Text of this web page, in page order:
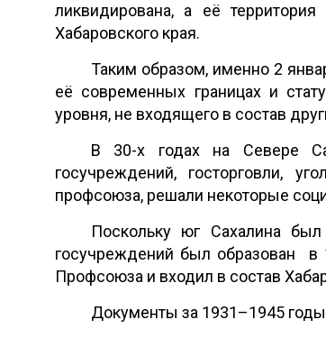
ликвидирована, а её
Хабаровского края.
Таким образом, именно 2
её современных границах и
уровня, не входящего в состав
В 30-х годах на Севере
госучреждений, госторговли,
профсоюза, решали некоторые
Поскольку юг Сахалина был
госучреждений был образован в
Профсоюза и входил в состав
Документы за 1931–1945